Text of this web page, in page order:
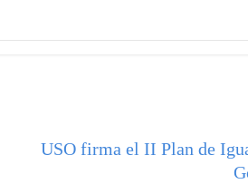
USO firma el II Plan de